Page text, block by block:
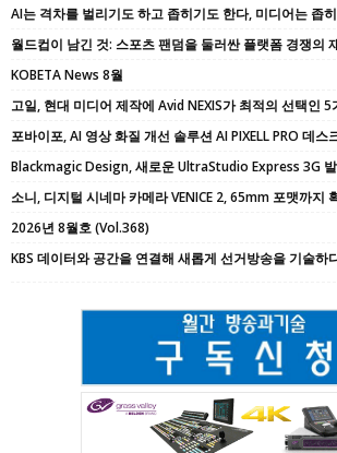
AI는 격차를 벌리기도 하고 좁히기도 한다, 미디어는 좁
월드컵이 남긴 것: 스포츠 팬덤을 둘러싼 플랫폼 경쟁의
KOBETA News 8월
고일, 현대 미디어 제작에 Avid NEXIS가 최적의 선택인 5
포바이포, AI 영상 화질 개선 솔루션 AI PIXELL PRO 데스
Blackmagic Design, 새로운 UltraStudio Express 3G
소니, 디지털 시네마 카메라 VENICE 2, 65mm 포맷까지
2026년 8월호 (Vol.368)
KBS 데이터와 공간을 연결해 새롭게 선거방송을 기술하